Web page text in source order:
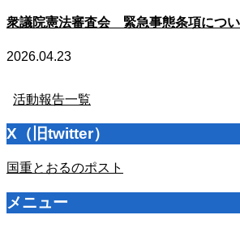
衆議院憲法審査会 緊急事態条項につ
2026.04.23
活動報告一覧
X（旧twitter）
国重とおるのポスト
メニュー